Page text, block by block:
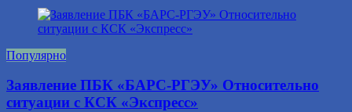
Популярно
Заявление ПБК «БАРС-РГЭУ» Относительно
ситуации с КСК «Экспресс»